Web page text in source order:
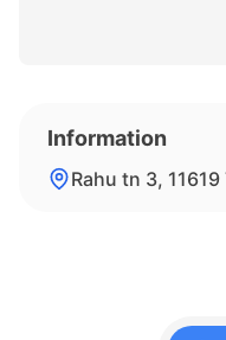
Information
Rahu tn 3, 11619